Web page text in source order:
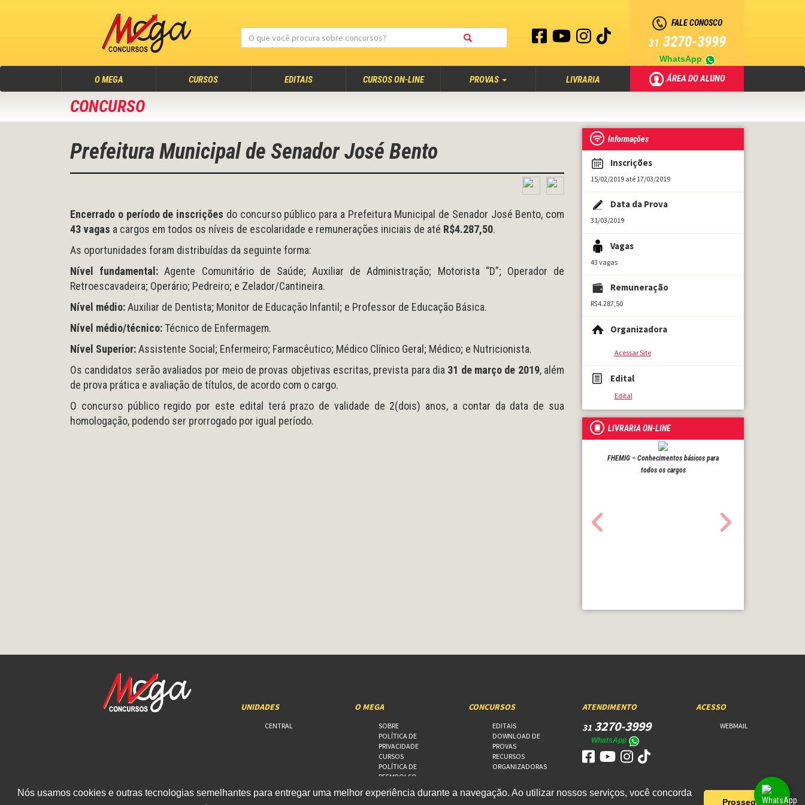
Nós usamos cookies e outras tecnologias semelhantes para entregar uma melhor experiência durante a navegação. Ao utilizar nossos serviços, você concorda
Prosseguir!
FALE CONOSCO
31 3270-3999
WhatsApp
O MEGA(atual) CURSOS EDITAIS CURSOS ON-LINE PROVAS LIVRARIA ÁREA DO ALUNO
CONCURSO
Prefeitura Municipal de Senador José Bento
Encerrado o período de inscrições do concurso público para a Prefeitura Municipal de Senador José Bento, com
43 vagas a cargos em todos os níveis de escolaridade e remunerações iniciais de até R$4.287,50.
As oportunidades foram distribuídas da seguinte forma:
Nível fundamental: Agente Comunitário de Saúde; Auxiliar de Administração; Motorista “D”; Operador de
Retroescavadeira; Operário; Pedreiro; e Zelador/Cantineira.
Nível médio:Auxiliar de Dentista; Monitor de Educação Infantil; e Professor de Educação Básica.
Nível médio/técnico:Técnico de Enfermagem.
Nível Superior:Assistente Social; Enfermeiro; Farmacêutico; Médico Clínico Geral; Médico; e Nutricionista.
Os candidatos serão avaliados por meio de provas objetivas escritas, prevista para dia 31 de março de 2019, além
de prova prática e avaliação de títulos, de acordo com o cargo.
O concurso público regido por este edital terá prazo de validade de 2(dois) anos, a contar da data de sua
homologação, podendo ser prorrogado por igual período.
Informações
Inscrições
15/02/2019 até 17/03/2019
Data da Prova
31/03/2019
Vagas
43 vagas
Remuneração
R$4.287,50
Organizadora
Acessar Site
Edital
Edital
LIVRARIA ON-LINE
FHEMIG – Conhecimentos básicos para
todos os cargos
UNIDADES
CENTRAL
O MEGA
SOBRE
POLÍTICA DE
PRIVACIDADE
CURSOS
POLÍTICA DE
REEMBOLSO
FALE CONOSCO
CONCURSOS
EDITAIS
DOWNLOAD DE
PROVAS
RECURSOS
ORGANIZADORAS
ATENDIMENTO
31 3270-3999
WhatsApp
ACESSO
WEBMAIL